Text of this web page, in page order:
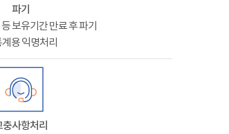
파기
보유기간 만료 후 파기
계용 익명처리
충사항처리